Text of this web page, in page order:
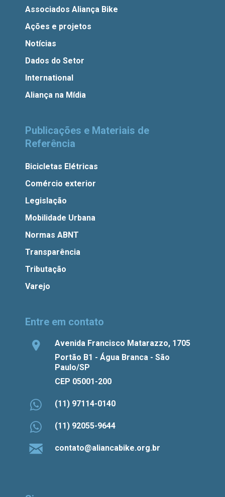
Associados Aliança Bike
Ações e projetos
Notícias
Dados do Setor
International
Aliança na Mídia
Publicações e Materiais de
Referência
Bicicletas Elétricas
Comércio exterior
Legislação
Mobilidade Urbana
Normas ABNT
Transparência
Tributação
Varejo
Entre em contato
Avenida Francisco Matarazzo, 1705
Portão B1 - Água Branca - São
Paulo/SP
CEP 05001-200
(11) 97114-0140
(11) 92055-9644
contato@aliancabike.org.br